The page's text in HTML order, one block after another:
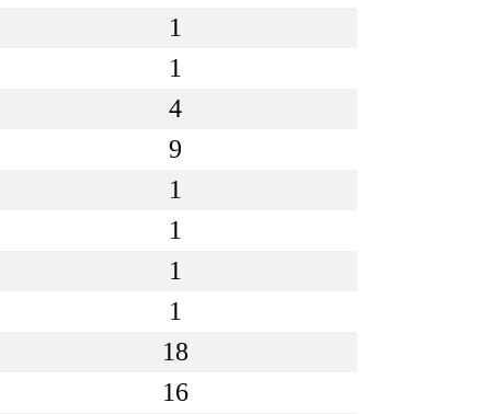
1
1
4
9
1
1
1
1
18
16